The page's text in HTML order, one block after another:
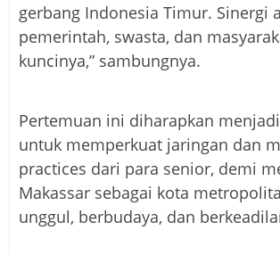
gerbang Indonesia Timur. Sinergi
pemerintah, swasta, dan
kuncinya,” sambungnya.
Pertemuan ini diharapkan
untuk memperkuat jaringan dan
practices dari para senior, demi
Makassar sebagai kota
unggul, berbudaya, dan